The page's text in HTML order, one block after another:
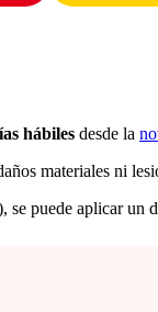
hábiles desde la
materiales ni
se puede aplicar un